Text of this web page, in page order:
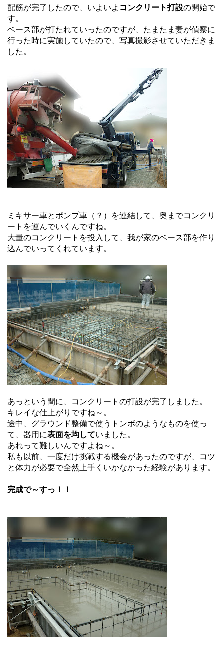
配筋が完了したので、いよいよ コンクリート打設の開始で
す。
ベース部が打たれていったのですが、たまたま妻が偵察に
行った時に実施していたので、写真撮影させていただきま
した。
ミキサー車とポンプ車（？）を連結して、奥までコンクリ
ートを運んでいくんですね。
大量のコンクリートを投入して、我が家のベース部を作り
込んでいってくれています。
あっという間に、コンクリートの打設が完了しました。
キレイな仕上がりですね～。
途中、グラウンド整備で使うトンボのようなものを使っ
て、器用に表面を均していました。
あれって難しいんですよね～。
私も以前、一度だけ挑戦する機会があったのですが、コツ
と体力が必要で全然上手くいかなかった経験があります。
完成で～すっ！！